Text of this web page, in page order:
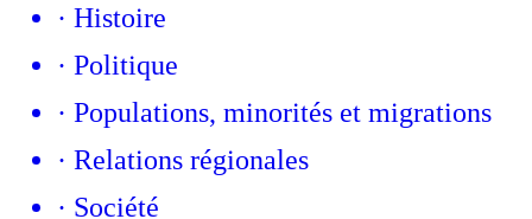
· Histoire
· Politique
· Populations, minorités et migrations
· Relations régionales
· Société